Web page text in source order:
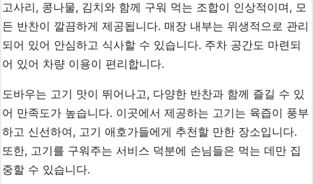
고사리, 콩나물, 김치와 함께 구워 먹는 조합이 인상적이며, 모
든 반찬이 깔끔하게 제공됩니다. 매장 내부는 위생적으로 관리
되어 있어 안심하고 식사할 수 있습니다. 주차 공간도 마련되
어 있어 차량 이용이 편리합니다.
도바우는 고기 맛이 뛰어나고, 다양한 반찬과 함께 즐길 수 있
어 만족도가 높습니다. 이곳에서 제공하는 고기는 육즙이 풍부
하고 신선하여, 고기 애호가들에게 추천할 만한 장소입니다.
또한, 고기를 구워주는 서비스 덕분에 손님들은 먹는 데만 집
중할 수 있습니다.